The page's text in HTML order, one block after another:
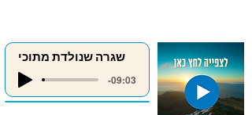
שגרה שנולדת מתוכי
-09:03